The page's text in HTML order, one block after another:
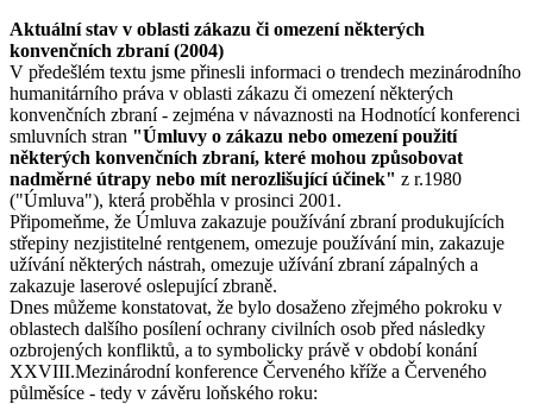
Aktuální stav v oblasti zákazu či omezení některých
konvenčních zbraní (2004)
V předešlém textu jsme přinesli informaci o trendech mezinárodního
humanitárního práva v oblasti zákazu či omezení některých
konvenčních zbraní - zejména v návaznosti na Hodnotící konferenci
smluvních stran "Úmluvy o zákazu nebo omezení použití
některých konvenčních zbraní, které mohou způsobovat
nadměrné útrapy nebo mít nerozlišující účinek" z r.1980
("Úmluva"), která proběhla v prosinci 2001.
Připomeňme, že Úmluva zakazuje používání zbraní produkujících
střepiny nezjistitelné rentgenem, omezuje používání min, zakazuje
užívání některých nástrah, omezuje užívání zbraní zápalných a
zakazuje laserové oslepující zbraně.
Dnes můžeme konstatovat, že bylo dosaženo zřejmého pokroku v
oblastech dalšího posílení ochrany civilních osob před následky
ozbrojených konfliktů, a to symbolicky právě v období konání
XXVIII.Mezinárodní konference Červeného kříže a Červeného
půlměsíce - tedy v závěru loňského roku: